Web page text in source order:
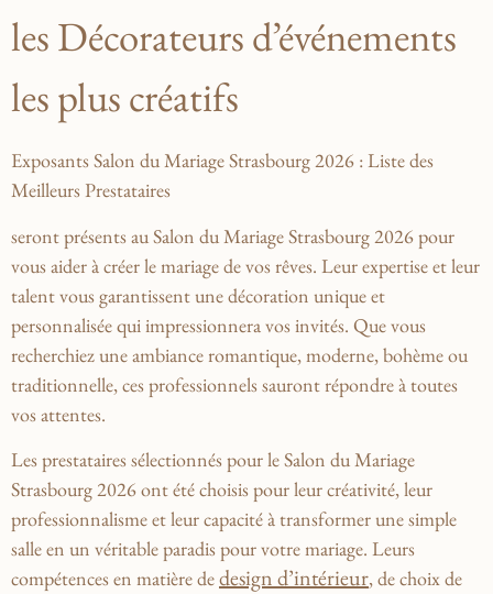
les Décorateurs d’événements ​
les plus ⁢créatifs
Exposants⁢ Salon ‍du Mariage Strasbourg ‍2026 ​: Liste⁤ des
Meilleurs Prestataires
seront présents ​au Salon​ du⁢ Mariage⁢ Strasbourg 2026 pour⁣
vous ​aider à créer le mariage de vos rêves. ⁤Leur⁢ expertise et⁣ leur
talent vous garantissent une décoration unique et
personnalisée qui impressionnera vos‍ invités. Que vous
recherchiez une ​ambiance romantique, moderne, ‍bohème ou‍
traditionnelle, ces professionnels sauront répondre à⁣ toutes
vos attentes.
Les prestataires sélectionnés pour le Salon du ⁤Mariage
Strasbourg ⁢2026 ont été choisis pour leur créativité, leur
professionnalisme et ⁢leur capacité à transformer une simple‌
salle⁣ en un véritable paradis pour votre mariage. ⁣Leurs⁤
compétences en matière dedesign d’intérieur, de‌ choix de